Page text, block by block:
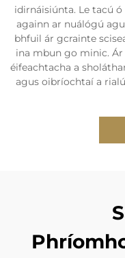
idirnáisiúnta. Le tacú
againn ar nuálógú
bhfuil ár gcrainte
ina mbun go minic.
éifeachtacha a
agus oibríochtaí a